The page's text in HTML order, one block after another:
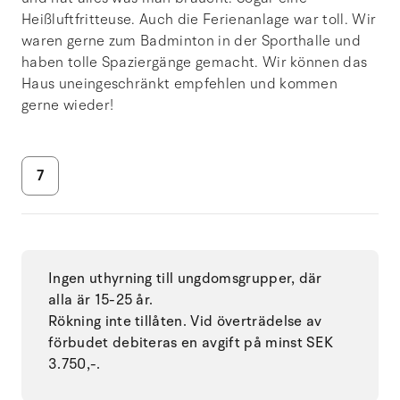
Heißluftfritteuse. Auch die Ferienanlage war toll. Wir
waren gerne zum Badminton in der Sporthalle und
haben tolle Spaziergänge gemacht. Wir können das
Haus uneingeschränkt empfehlen und kommen
gerne wieder!
7
Ingen uthyrning till ungdomsgrupper, där
alla är 15-25 år.
Rökning inte tillåten. Vid överträdelse av
förbudet debiteras en avgift på minst SEK
3.750,-.